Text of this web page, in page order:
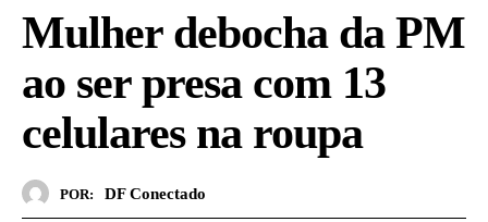
Mulher debocha da PM
ao ser presa com 13
celulares na roupa
POR: DF Conectado